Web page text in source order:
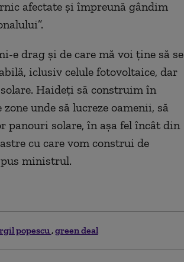
afectate și împreună gândim
e drag și de care mă voi ține să se
iclusiv celule fotovoltaice, dar
Haideți să construim în
unde să lucreze oamenii, să
panouri solare, în așa fel încât din
cu care vom construi de
ministrul.
popescu green deal